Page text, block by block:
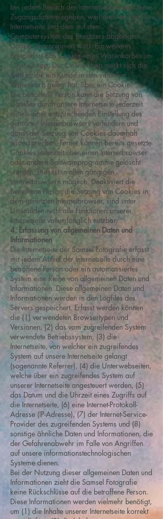
bei jedem Besuch der Internetseite erneut seine
Zugangsdaten eingeben, weil dies von der
Internetseite und dem auf dem
Computersystem des Benutzers abgelegten
Cookie übernommen wird. Ein weiteres
Beispiel ist das Cookie eines Warenkorbes im
Online-Shop. Der Online-Shop merkt sich die
Artikel, die ein Kunde in den virtuellen
Warenkorb gelegt hat, über ein Cookie.
Die betroffene Person kann die Setzung von
Cookies durch unsere Internetseite jederzeit
mittels einer entsprechenden Einstellung des
genutzten Internetbrowsers verhindern und
damit der Setzung von Cookies dauerhaft
widersprechen. Ferner können bereits gesetzte
Cookies jederzeit über einen Internetbrowser
oder andere Softwareprogramme gelöscht
werden. Dies ist in allen gängigen
Internetbrowsern möglich. Deaktiviert die
betroffene Person die Setzung von Cookies in
dem genutzten Internetbrowser, sind unter
Umständen nicht alle Funktionen unserer
Internetseite vollumfänglich nutzbar.
4. Erfassung von allgemeinen Daten und
Informationen
Die Internetseite der Samsel Fotografie erfasst
mit jedem Aufruf der Internetseite durch eine
betroffene Person oder ein automatisiertes
System eine Reihe von allgemeinen Daten und
Informationen. Diese allgemeinen Daten und
Informationen werden in den Logfiles des
Servers gespeichert. Erfasst werden können
die (1) verwendeten Browsertypen und
Versionen, (2) das vom zugreifenden System
verwendete Betriebssystem, (3) die
Internetseite, von welcher ein zugreifendes
System auf unsere Internetseite gelangt
(sogenannte Referrer), (4) die Unterwebseiten,
welche über ein zugreifendes System auf
unserer Internetseite angesteuert werden, (5)
das Datum und die Uhrzeit eines Zugriffs auf
die Internetseite, (6) eine Internet-Protokoll-
Adresse (IP-Adresse), (7) der Internet-Service-
Provider des zugreifenden Systems und (8)
sonstige ähnliche Daten und Informationen, die
der Gefahrenabwehr im Falle von Angriffen
auf unsere informationstechnologischen
Systeme dienen.
Bei der Nutzung dieser allgemeinen Daten und
Informationen zieht die Samsel Fotografie
keine Rückschlüsse auf die betroffene Person.
Diese Informationen werden vielmehr benötigt,
um (1) die Inhalte unserer Internetseite korrekt